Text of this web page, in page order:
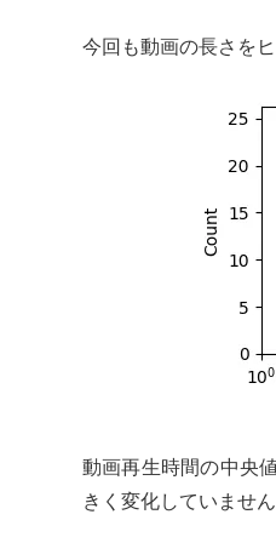
今回も動画の長さを
動画再生時間の中央
きく変化していませ